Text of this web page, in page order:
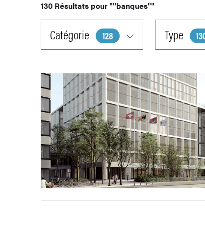
130 Résultats pour""banques""
Catégorie 128 Type